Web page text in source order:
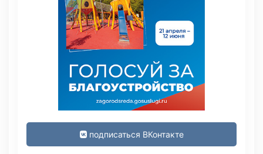
подписаться ВКонтакте